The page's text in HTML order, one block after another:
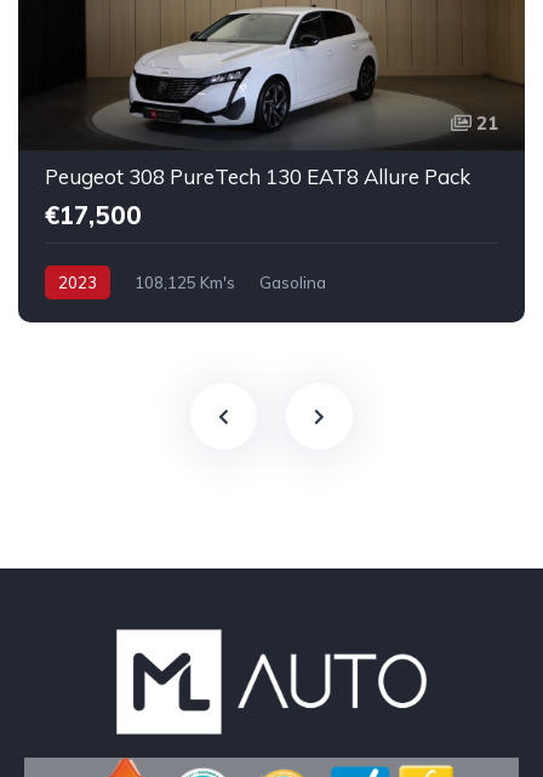
21
Peugeot 308 PureTech 130 EAT8 Allure Pack
€17,500
2023 108,125 Km's Gasolina